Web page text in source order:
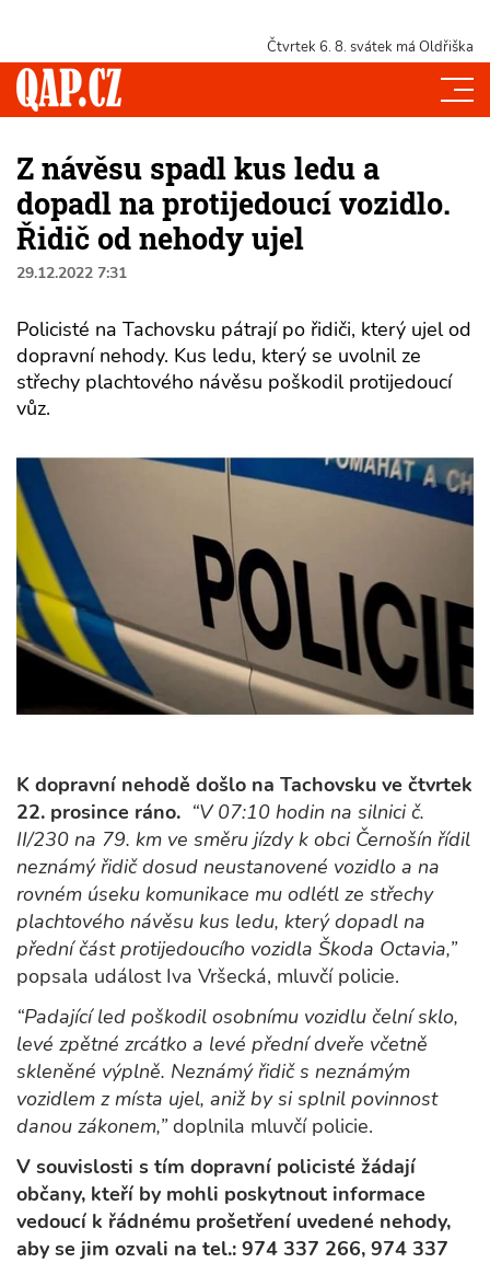
Čtvrtek 6. 8. svátek má Oldřiška
Z návěsu spadl kus ledu a
dopadl na protijedoucí vozidlo.
Řidič od nehody ujel
29.12.2022 7:31
Policisté na Tachovsku pátrají po řidiči, který ujel od
dopravní nehody. Kus ledu, který se uvolnil ze
střechy plachtového návěsu poškodil protijedoucí
vůz.
K dopravní nehodě došlo na Tachovsku ve čtvrtek
22. prosince ráno. “V 07:10 hodin na silnici č.
II/230 na 79. km ve směru jízdy k obci Černošín řídil
neznámý řidič dosud neustanovené vozidlo a na
rovném úseku komunikace mu odlétl ze střechy
plachtového návěsu kus ledu, který dopadl na
přední část protijedoucího vozidla Škoda Octavia,”
popsala událost Iva Vršecká, mluvčí policie.
“Padající led poškodil osobnímu vozidlu čelní sklo,
levé zpětné zrcátko a levé přední dveře včetně
skleněné výplně. Neznámý řidič s neznámým
vozidlem z místa ujel, aniž by si splnil povinnost
danou zákonem,” doplnila mluvčí policie.
V souvislosti s tím dopravní policisté žádají
občany, kteří by mohli poskytnout informace
vedoucí k řádnému prošetření uvedené nehody,
aby se jim ozvali na tel.: 974 337 266, 974 337